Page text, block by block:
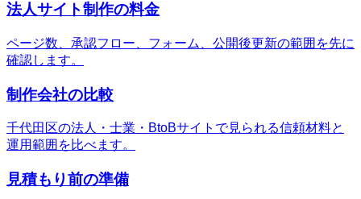
法人サイト制作の料金
ページ数、承認フロー、フォーム、公開後更新の範囲を先に
確認します。
制作会社の比較
千代田区の法人・士業・BtoBサイトで見られる信頼材料と
運用範囲を比べます。
見積もり前の準備